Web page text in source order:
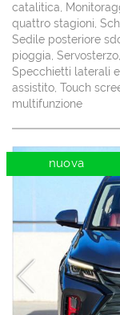
catalitica,
quattro stagioni,
Sedile posteriore
pioggia,
Specchietti laterali
assistito, Touch
multifunzione
nuova